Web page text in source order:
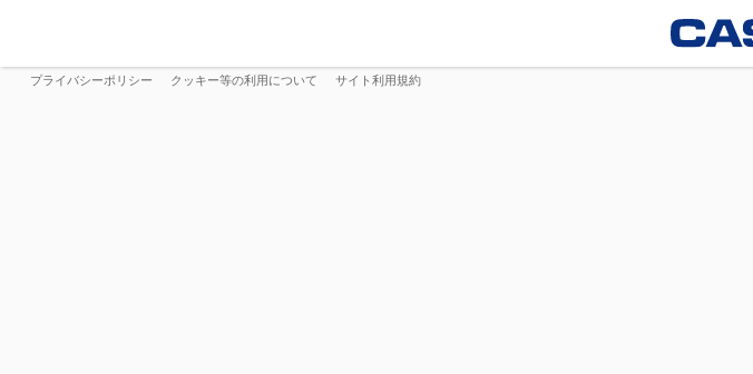
プライバシーポリシー クッキー等の利用について サイト利用規約